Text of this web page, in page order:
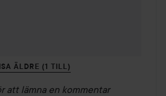
ÄLDRE (1 TILL)
att lämna en kommentar